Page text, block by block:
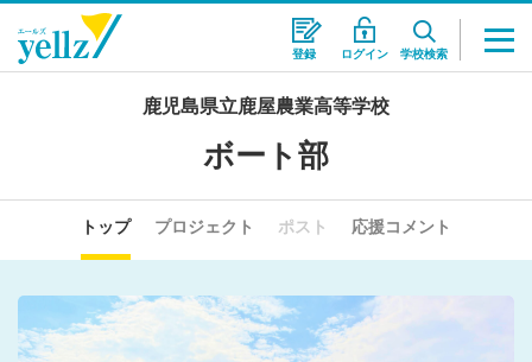
登録 ログイン 学校検索
鹿児島県立鹿屋農業高等学校
ボート部
トップ プロジェクト ポスト 応援コメント